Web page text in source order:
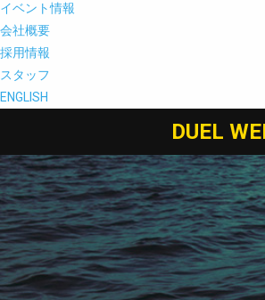
イベント情報
会社概要
採用情報
スタッフ
ENGLISH
DUEL